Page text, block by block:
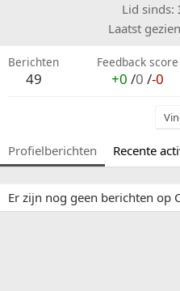
Lid sinds
Laatst gezien
Berichten
49
Feedback score
+0 /0 /-0
Profielberichten Recente
Er zijn nog geen berichten op